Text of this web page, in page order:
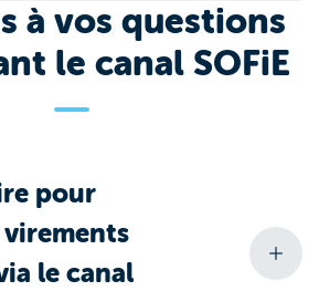
à vos questions
le canal SOFiE
pour
le canal